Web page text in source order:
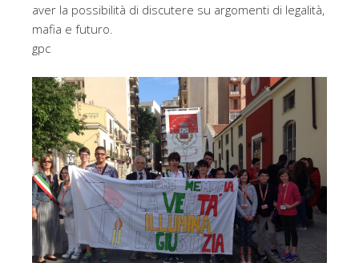
aver la possibilità di discutere su argomenti di legalità,
mafia e futuro.
gpc